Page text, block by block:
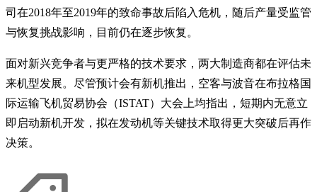
司在2018年至2019年的致命事故后陷入危机，随后产量受监管
与恢复挑战影响，目前仍在逐步恢复。
面对新兴竞争者与更严格的技术要求，两大制造商都在评估未
来机型发展。尽管预计会有新机推出，空客与波音在布拉格国
际运输飞机贸易协会（ISTAT）大会上均指出，短期内无意立
即启动新机开发，拟在发动机等关键技术取得更大突破后再作
决策。